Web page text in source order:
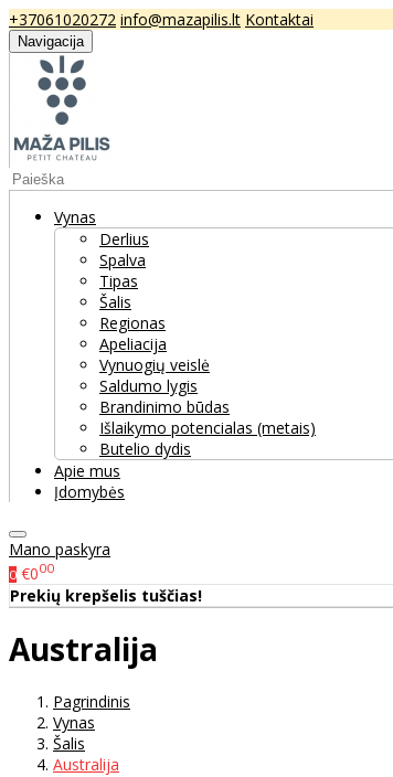
+37061020272 info@mazapilis.lt Kontaktai
Navigacija
Vynas
Derlius
Spalva
Tipas
Šalis
Regionas
Apeliacija
Vynuogių veislė
Saldumo lygis
Brandinimo būdas
Išlaikymo potencialas (metais)
Butelio dydis
Apie mus
Įdomybės
Mano paskyra
0 €000
Prekių krepšelis tuščias!
Australija
Pagrindinis
Vynas
Šalis
Australija